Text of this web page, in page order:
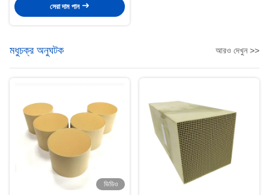
সেরা দাম পান
মধুচক্র অনুঘটক আরও দেখুন >>
ভিডিও